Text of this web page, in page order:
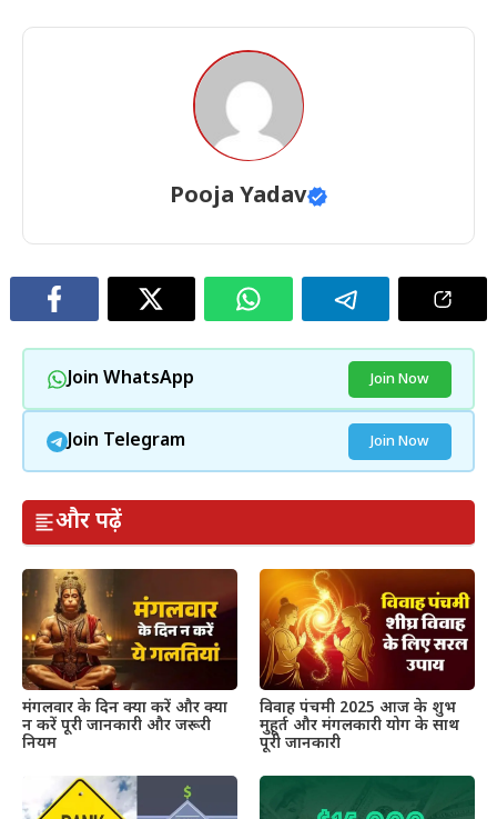
Pooja Yadav
Join WhatsApp Join Now
Join Telegram Join Now
और पढ़ें
मंगलवार के दिन क्या करें और क्या
न करें पूरी जानकारी और जरूरी
नियम
विवाह पंचमी 2025 आज के शुभ
मुहूर्त और मंगलकारी योग के साथ
पूरी जानकारी